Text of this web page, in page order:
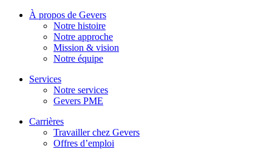
À propos de Gevers
Notre histoire
Notre approche
Mission & vision
Notre équipe
Services
Notre services
Gevers PME
Carrières
Travailler chez Gevers
Offres d’emploi